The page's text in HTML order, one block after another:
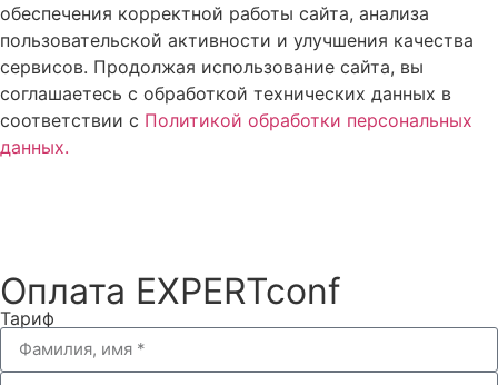
обеспечения корректной работы сайта, анализа
пользовательской активности и улучшения качества
сервисов. Продолжая использование сайта, вы
соглашаетесь с обработкой технических данных в
соответствии с Политикой обработки персональных
данных.
Оплата EXPERTconf
Тариф